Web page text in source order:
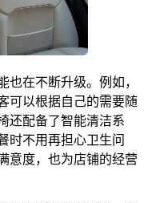
也在不断升级。例如，
可以根据自己的需要随
还配备了智能清洁系
时不用再担心卫生问
意度，也为店铺的经营